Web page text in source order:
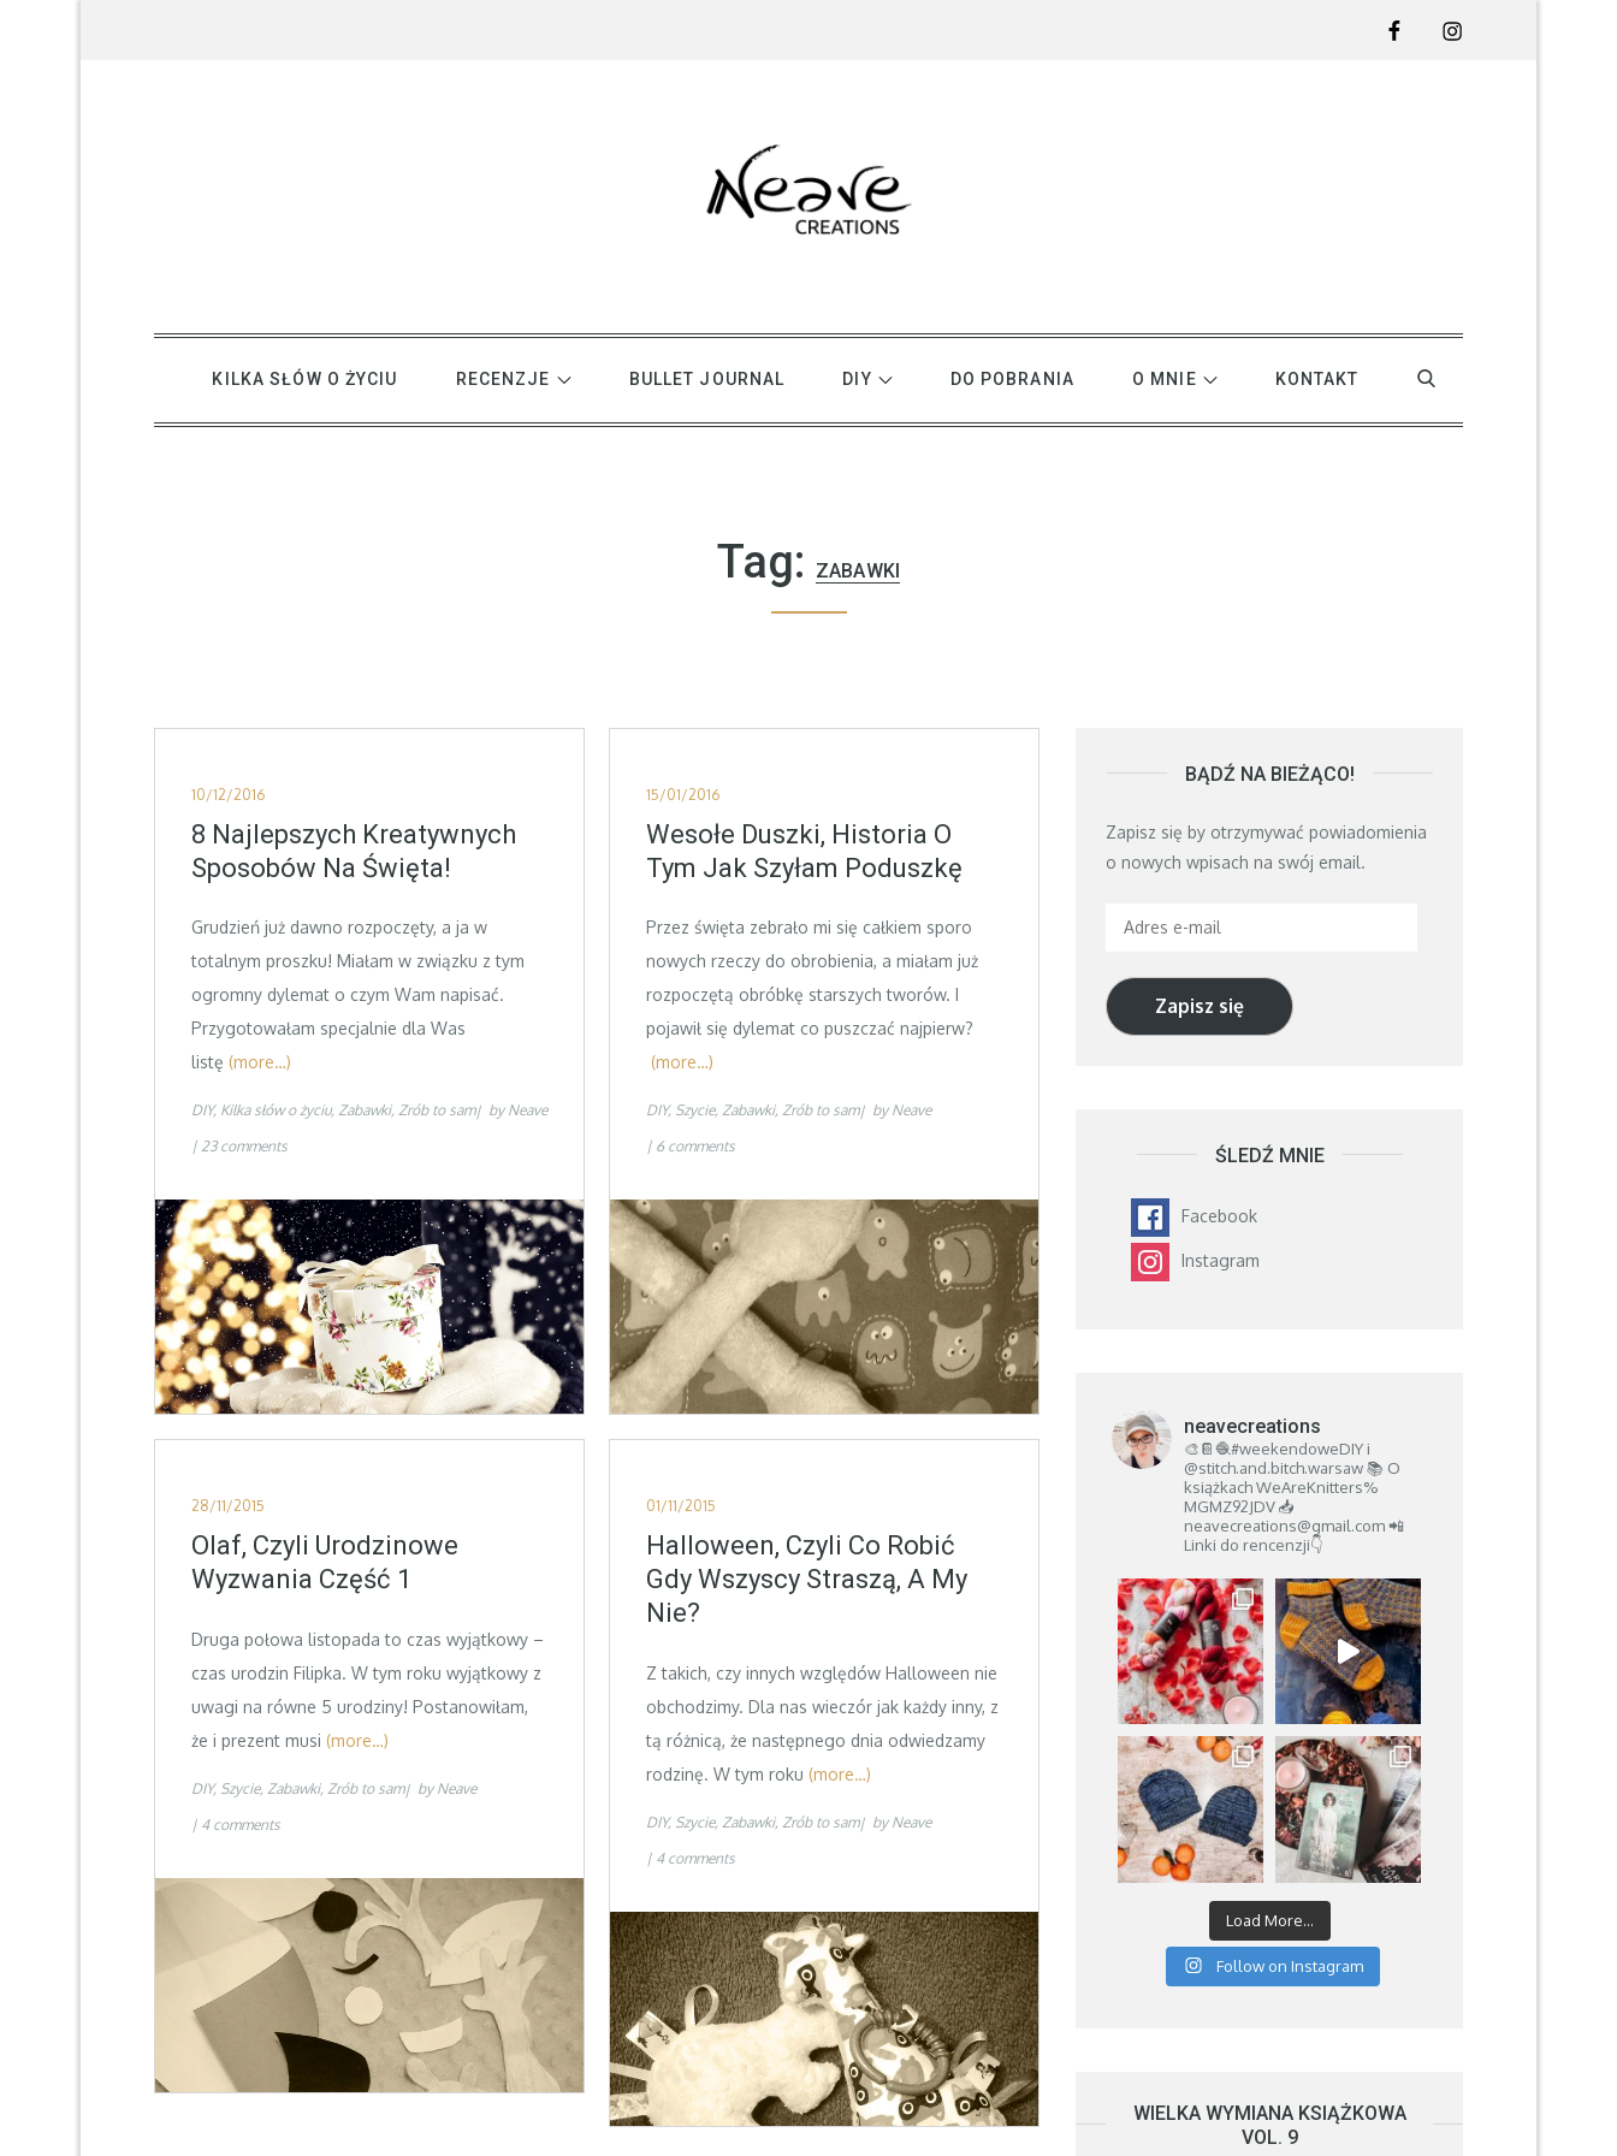
FacebookInstagram
KILKA SŁÓW O ŻYCIU RECENZJE BULLET JOURNAL DIY DO POBRANIA O MNIE KONTAKT
Tag: ZABAWKI
Posted
on
10/12/2016
8 Najlepszych Kreatywnych
Sposobów Na Święta!
Grudzień już dawno rozpoczęty, a ja w
totalnym proszku! Miałam w związku z tym
ogromny dylemat o czym Wam napisać.
Przygotowałam specjalnie dla Was
listę (more…)
DIY Kilka słów o życiu Zabawki Zrób to sam by Neave
23 comments
Posted
on
15/01/2016
Wesołe Duszki, Historia O
Tym Jak Szyłam Poduszkę
Przez święta zebrało mi się całkiem sporo
nowych rzeczy do obrobienia, a miałam już
rozpoczętą obróbkę starszych tworów. I
pojawił się dylemat co puszczać najpierw?
(more…)
DIY Szycie Zabawki Zrób to sam by Neave
6 comments
Posted
on
28/11/2015
Olaf, Czyli Urodzinowe
Wyzwania Część 1
Druga połowa listopada to czas wyjątkowy –
czas urodzin Filipka. W tym roku wyjątkowy z
uwagi na równe 5 urodziny! Postanowiłam,
że i prezent musi (more…)
DIY Szycie Zabawki Zrób to sam by Neave
4 comments
Posted
on
01/11/2015
Halloween, Czyli Co Robić
Gdy Wszyscy Straszą, A My
Nie?
Z takich, czy innych względów Halloween nie
obchodzimy. Dla nas wieczór jak każdy inny, z
tą różnicą, że następnego dnia odwiedzamy
rodzinę. W tym roku (more…)
DIY Szycie Zabawki Zrób to sam by Neave
4 comments
BĄDŹ NA BIEŻĄCO!
Zapisz się by otrzymywać powiadomienia
o nowych wpisach na swój email.
Adres
mail
Zapisz się
ŚLEDŹ MNIE
Facebook
Instagram
neavecreations
🎨📔🧶#weekendoweDIY i
@stitch.and.bitch.warsaw📚 O
książkachWeAreKnitters%
MGMZ92JDV📥
neavecreations@gmail.com📲
Linki do rencenzji👇
Load More...
Follow on Instagram
WIELKA WYMIANA KSIĄŻKOWA
VOL. 9